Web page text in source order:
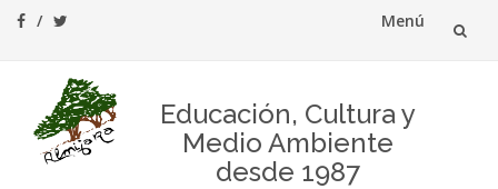
Menú
contenido
Educación, Cultura y
Medio Ambiente
desde 1987